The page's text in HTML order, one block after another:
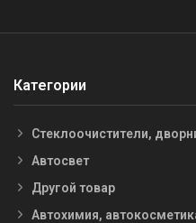
Категории
Стеклоочистители,
Автосвет
Другой товар
Автохимия,